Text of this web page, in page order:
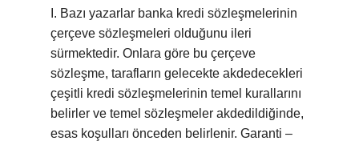
I. Bazı yazarlar banka kredi sözleşmelerinin
çerçeve sözleşmeleri olduğunu ileri
sürmektedir. Onlara göre bu çerçeve
sözleşme, tarafların gelecekte akdedecekleri
çeşitli kredi sözleşmelerinin temel kurallarını
belirler ve temel sözleşmeler akdedildiğinde,
esas koşulları önceden belirlenir. Garanti –